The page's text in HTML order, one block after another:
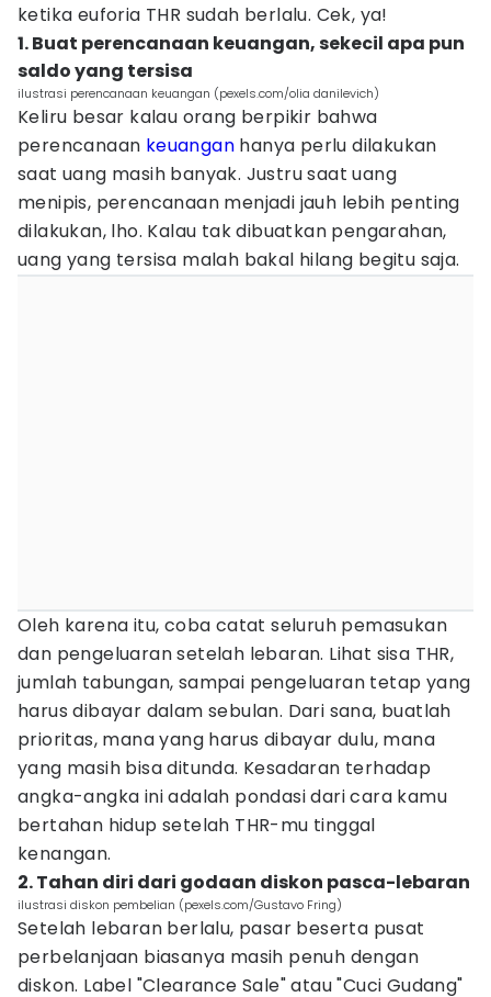
ketika euforia THR sudah berlalu. Cek, ya!
1. Buat perencanaan keuangan, sekecil apa pun
saldo yang tersisa
ilustrasi perencanaan keuangan (pexels.com/olia danilevich)
Keliru besar kalau orang berpikir bahwa
perencanaan keuangan hanya perlu dilakukan
saat uang masih banyak. Justru saat uang
menipis, perencanaan menjadi jauh lebih penting
dilakukan, lho. Kalau tak dibuatkan pengarahan,
uang yang tersisa malah bakal hilang begitu saja.
Oleh karena itu, coba catat seluruh pemasukan
dan pengeluaran setelah lebaran. Lihat sisa THR,
jumlah tabungan, sampai pengeluaran tetap yang
harus dibayar dalam sebulan. Dari sana, buatlah
prioritas, mana yang harus dibayar dulu, mana
yang masih bisa ditunda. Kesadaran terhadap
angka-angka ini adalah pondasi dari cara kamu
bertahan hidup setelah THR-mu tinggal
kenangan.
2. Tahan diri dari godaan diskon pasca-lebaran
ilustrasi diskon pembelian (pexels.com/Gustavo Fring)
Setelah lebaran berlalu, pasar beserta pusat
perbelanjaan biasanya masih penuh dengan
diskon. Label "Clearance Sale" atau "Cuci Gudang"